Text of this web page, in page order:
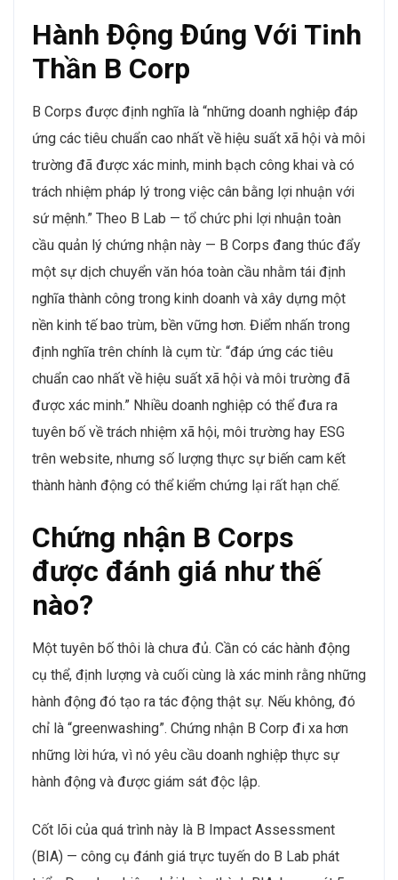
Hành Động Đúng Với Tinh
Thần B Corp
B Corps được định nghĩa là “những doanh nghiệp đáp
ứng các tiêu chuẩn cao nhất về hiệu suất xã hội và môi
trường đã được xác minh, minh bạch công khai và có
trách nhiệm pháp lý trong việc cân bằng lợi nhuận với
sứ mệnh.” Theo B Lab — tổ chức phi lợi nhuận toàn
cầu quản lý chứng nhận này — B Corps đang thúc đẩy
một sự dịch chuyển văn hóa toàn cầu nhằm tái định
nghĩa thành công trong kinh doanh và xây dựng một
nền kinh tế bao trùm, bền vững hơn. Điểm nhấn trong
định nghĩa trên chính là cụm từ: “đáp ứng các tiêu
chuẩn cao nhất về hiệu suất xã hội và môi trường đã
được xác minh.” Nhiều doanh nghiệp có thể đưa ra
tuyên bố về trách nhiệm xã hội, môi trường hay ESG
trên website, nhưng số lượng thực sự biến cam kết
thành hành động có thể kiểm chứng lại rất hạn chế.
Chứng nhận B Corps
được đánh giá như thế
nào?
Một tuyên bố thôi là chưa đủ. Cần có các hành động
cụ thể, định lượng và cuối cùng là xác minh rằng những
hành động đó tạo ra tác động thật sự. Nếu không, đó
chỉ là “greenwashing”. Chứng nhận B Corp đi xa hơn
những lời hứa, vì nó yêu cầu doanh nghiệp thực sự
hành động và được giám sát độc lập.
Cốt lõi của quá trình này là B Impact Assessment
(BIA) — công cụ đánh giá trực tuyến do B Lab phát